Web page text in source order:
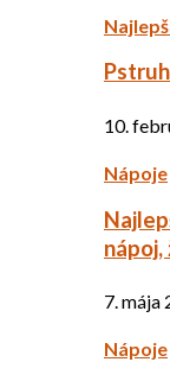
10.
Nápoje
7. mája
Nápoje